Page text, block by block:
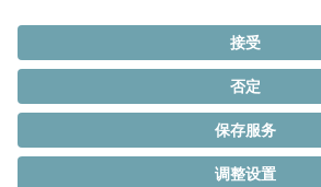
伺服減速機
伺服馬達
齒排和小齒輪系統
伺服致動器